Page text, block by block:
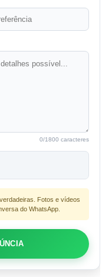
0/1800 caracteres
Fotos e vídeos
do WhatsApp.